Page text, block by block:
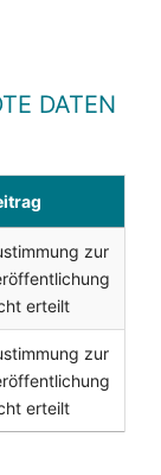
DATEN
zur
erteilt
zur
erteilt